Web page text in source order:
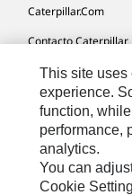
Caterpillar.com
Contacto Caterpillar
Mis Preferencias
Mapa Del Sitio
Cookie Settings
Aviso Legal
Privacidad
This site uses
experience.
function,
performance,
analytics.
You can
Cookie